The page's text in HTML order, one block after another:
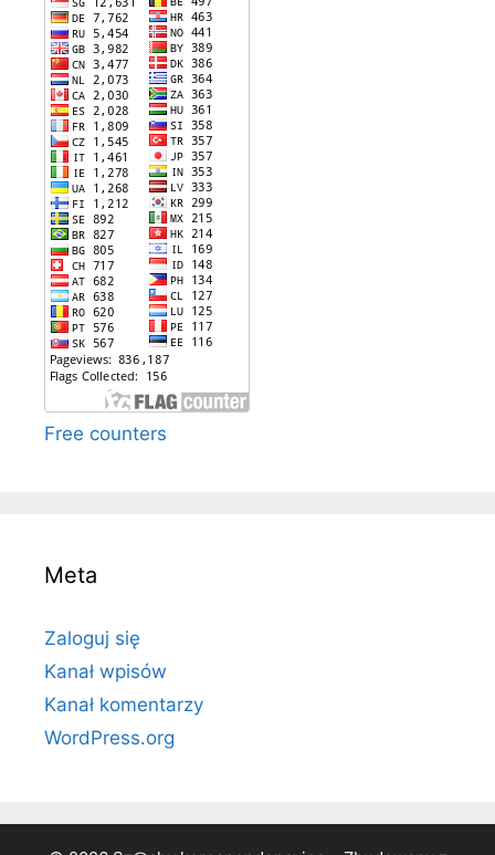
Free counters
Meta
Zaloguj się
Kanał wpisów
Kanał komentarzy
WordPress.org